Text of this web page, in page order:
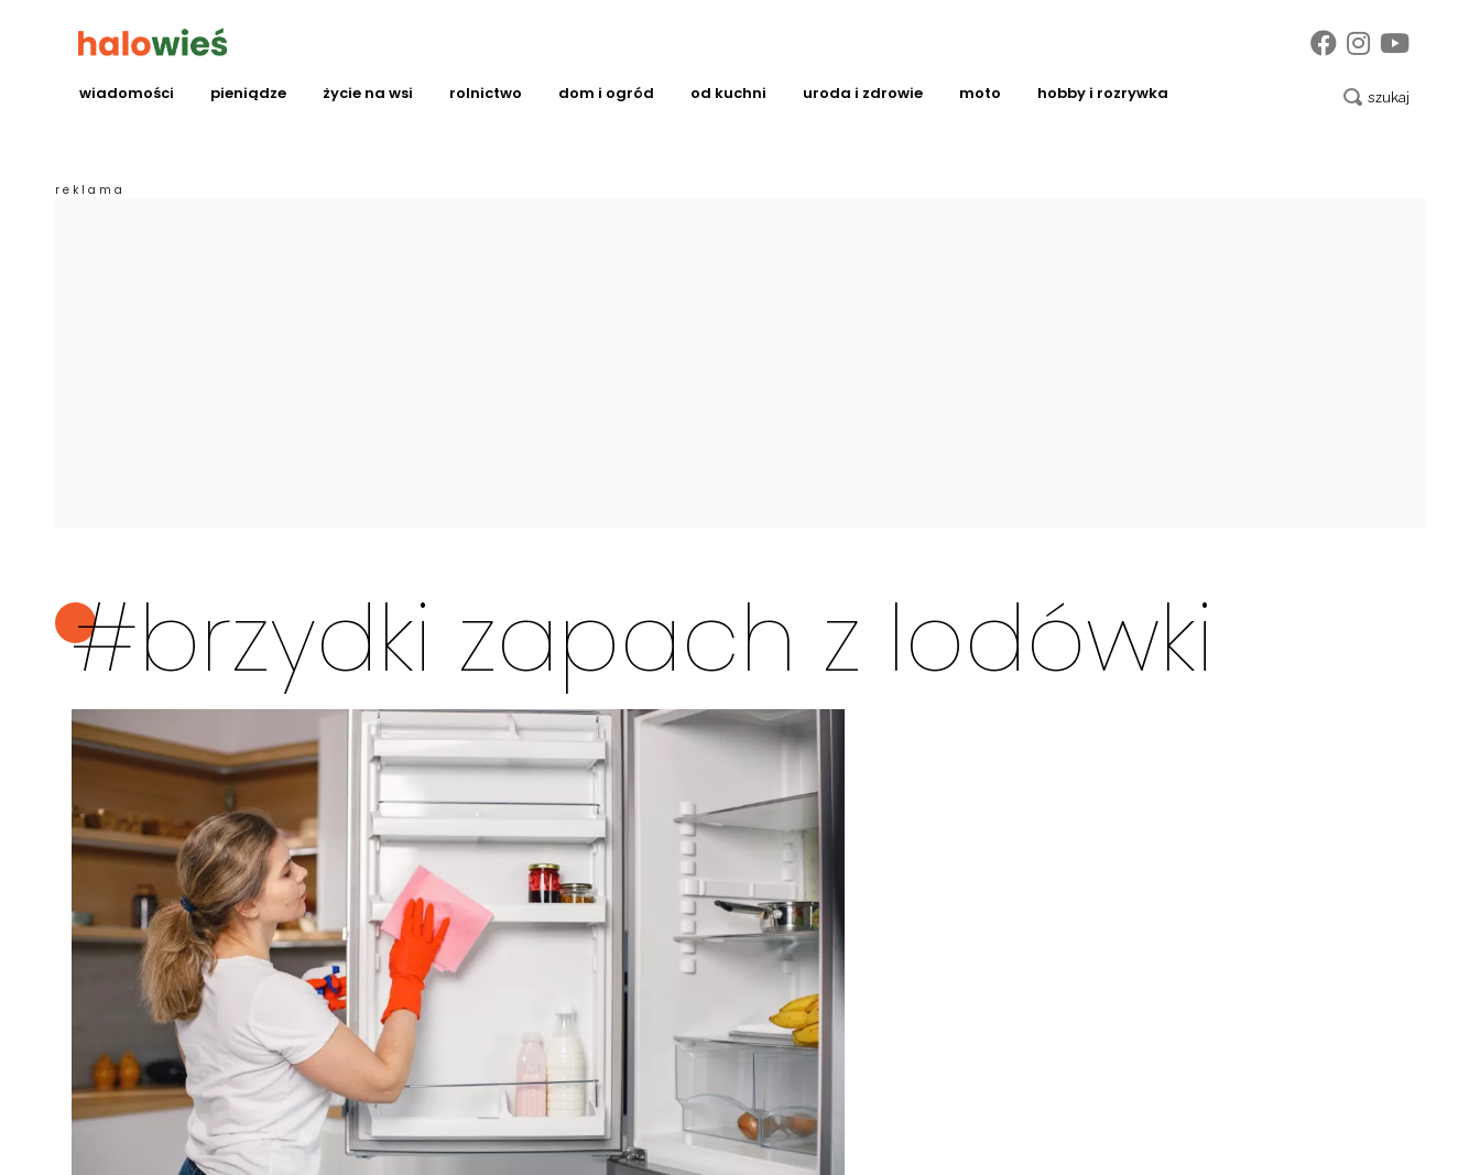
wiadomości pieniądze życie na wsi rolnictwo dom i ogród od kuchni uroda i zdrowie moto hobby i rozrywka
#brzydki zapach z lodówki